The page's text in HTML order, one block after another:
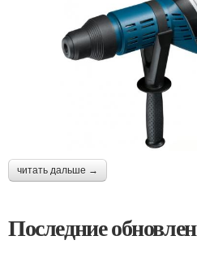
читать дальше →
Последние